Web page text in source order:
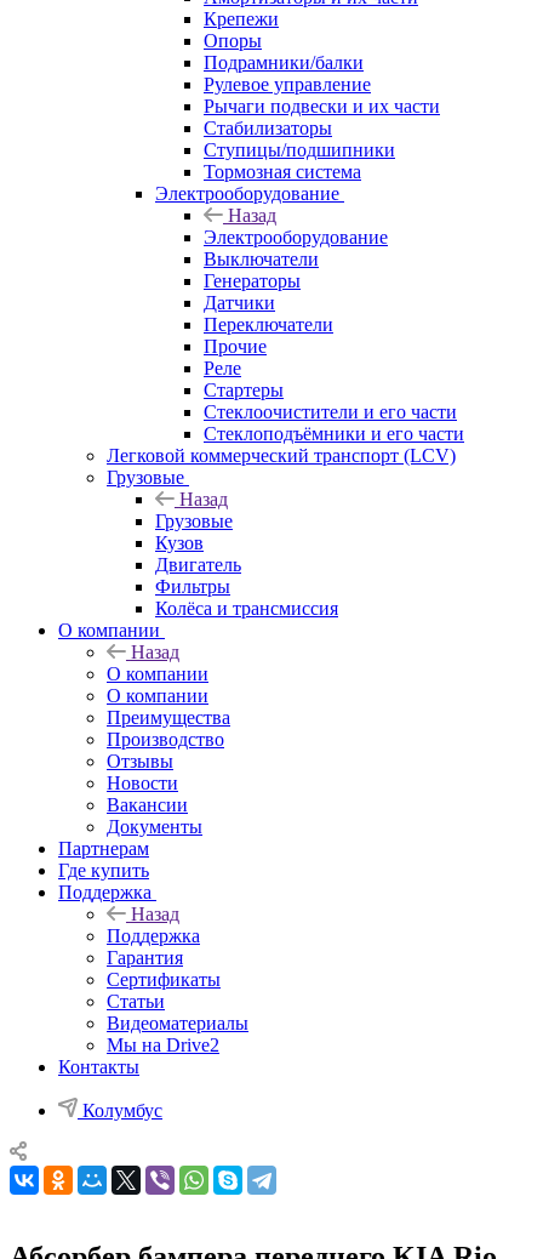
Крепежи
Опоры
Подрамники/балки
Рулевое управление
Рычаги подвески и их части
Стабилизаторы
Ступицы/подшипники
Тормозная система
Электрооборудование
Назад
Электрооборудование
Выключатели
Генераторы
Датчики
Переключатели
Прочие
Реле
Стартеры
Стеклоочистители и его части
Стеклоподъёмники и его части
Легковой коммерческий транспорт (LCV)
Грузовые
Назад
Грузовые
Кузов
Двигатель
Фильтры
Колёса и трансмиссия
О компании
Назад
О компании
О компании
Преимущества
Производство
Отзывы
Новости
Вакансии
Документы
Партнерам
Где купить
Поддержка
Назад
Поддержка
Гарантия
Сертификаты
Статьи
Видеоматериалы
Мы на Drive2
Контакты
Колумбус